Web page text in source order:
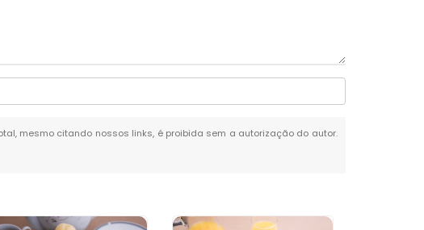
mesmo citando nossos links, é proibida sem a autorização do autor.